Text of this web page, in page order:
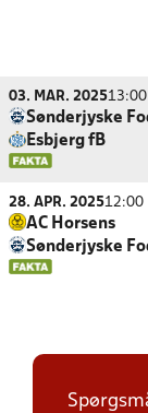
03. MAR. 202513:00
Sønderjyske
Esbjerg fB
28. APR. 202512:00
AC Horsens
Sønderjyske